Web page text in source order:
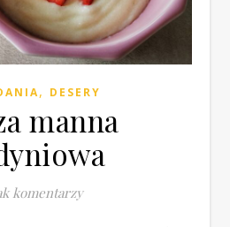
, DESERY
manna
komentarzy